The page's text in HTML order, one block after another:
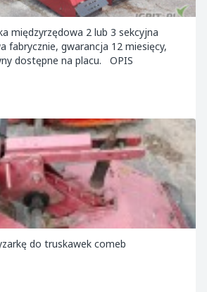
międzyrzędowa 2 lub 3 sekcyjna
faktura VAT, maszyny dostępne na placu. OPIS
do truskawek comeb